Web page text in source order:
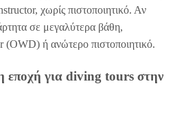
χωρίς πιστοποιητικό. Αν
σε μεγαλύτερα βάθη,
(OWD) ή ανώτερο πιστοποιητικό.
εποχή για diving tours στην